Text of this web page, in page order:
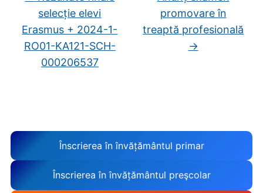
Înscrierea în învățământul primar
Înscrierea în învățământul preşcolar
selecție elevi
Erasmus + 2024-1-
RO01-KA121-SCH-
000206537
promovare în
treaptă profesională
→